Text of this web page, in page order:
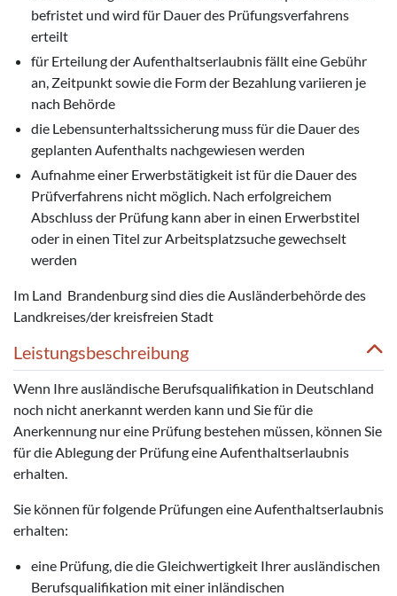
befristet und wird für Dauer des Prüfungsverfahrens
erteilt
für Erteilung der Aufenthaltserlaubnis fällt eine Gebühr
an, Zeitpunkt sowie die Form der Bezahlung variieren je
nach Behörde
die Lebensunterhaltssicherung muss für die Dauer des
geplanten Aufenthalts nachgewiesen werden
Aufnahme einer Erwerbstätigkeit ist für die Dauer des
Prüfverfahrens nicht möglich. Nach erfolgreichem
Abschluss der Prüfung kann aber in einen Erwerbstitel
oder in einen Titel zur Arbeitsplatzsuche gewechselt
werden
Im Land Brandenburg sind dies die Ausländerbehörde des
Landkreises/der kreisfreien Stadt
Leistungsbeschreibung
Wenn Ihre ausländische Berufsqualifikation in Deutschland
noch nicht anerkannt werden kann und Sie für die
Anerkennung nur eine Prüfung bestehen müssen, können Sie
für die Ablegung der Prüfung eine Aufenthaltserlaubnis
erhalten.
Sie können für folgende Prüfungen eine Aufenthaltserlaubnis
erhalten:
eine Prüfung, die die Gleichwertigkeit Ihrer ausländischen
Berufsqualifikation mit einer inländischen